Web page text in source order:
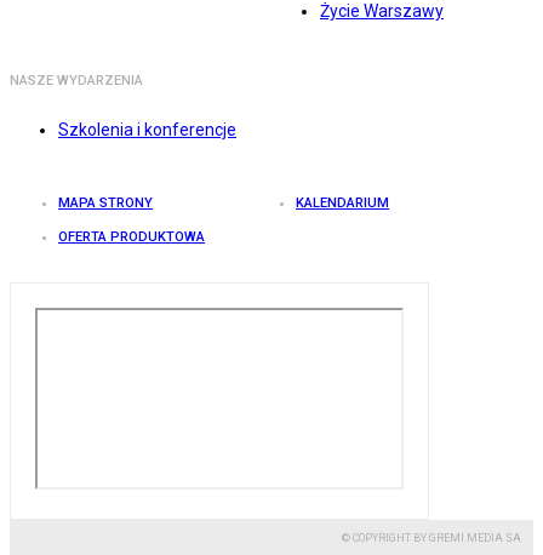
Życie Warszawy
NASZE WYDARZENIA
Szkolenia i konferencje
MAPA STRONY KALENDARIUM
OFERTA PRODUKTOWA
© COPYRIGHT BY GREMI MEDIA SA